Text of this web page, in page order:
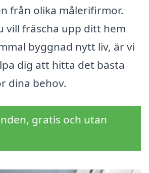
från olika målerifirmor.
vill fräscha upp ditt hem
byggnad nytt liv, är vi
dig att hitta det bästa
dina behov.
gratis och utan